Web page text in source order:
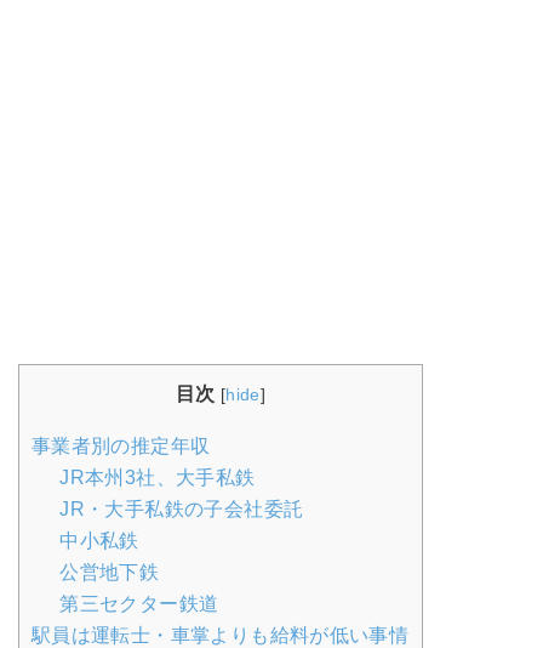
目次 [hide]
事業者別の推定年収
JR本州3社、大手私鉄
JR・大手私鉄の子会社委託
中小私鉄
公営地下鉄
第三セクター鉄道
駅員は運転士・車掌よりも給料が低い事情